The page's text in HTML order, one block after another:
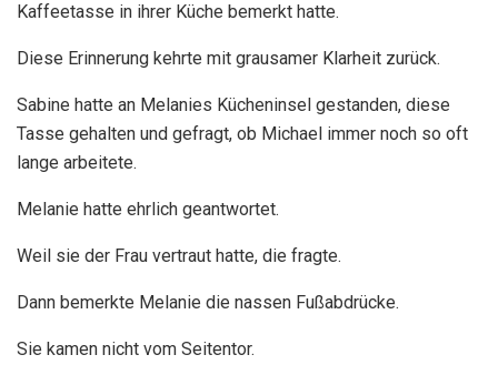
Kaffeetasse in ihrer Küche bemerkt hatte.
Diese Erinnerung kehrte mit grausamer Klarheit zurück.
Sabine hatte an Melanies Kücheninsel gestanden, diese
Tasse gehalten und gefragt, ob Michael immer noch so oft
lange arbeitete.
Melanie hatte ehrlich geantwortet.
Weil sie der Frau vertraut hatte, die fragte.
Dann bemerkte Melanie die nassen Fußabdrücke.
Sie kamen nicht vom Seitentor.